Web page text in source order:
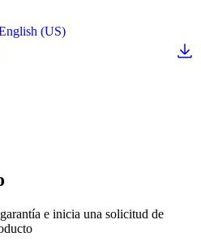
(US)
e inicia una solicitud de